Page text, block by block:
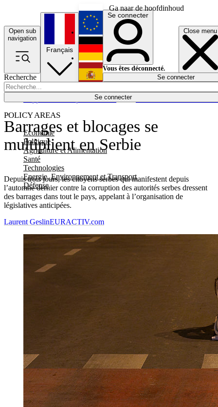
Ga naar de hoofdinhoud
Open sub
navigation
Close menu
Recherche
Se connecter
POLICY AREAS
Economie
Politique
Agriculture et Alimentation
Santé
Technologies
Energie, Environnement et Transport
Défense
Économie
Français
English
Deutsch
Español
Se connecter
Vous êtes déconnecté.
Se connecter
Barrages et blocages se
multiplient en Serbie
Depuis trois jours, les citoyens serbes qui manifestent depuis
l’automne dernier contre la corruption des autorités serbes dressent
des barrages dans tout le pays, appelant à l’organisation de
législatives anticipées.
Laurent GeslinEURACTIV.com